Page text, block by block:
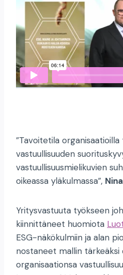
”Tavoitetila organisaatioilla
vastuullisuuden
vastuullisuusmielikuvien
oikeassa yläkulmassa”,
Yritysvastuuta työkseen
kiinnittäneet huomiota
ESG-näkökulmiin ja alan
nostaneet mallin tärkeäksi
organisaationsa